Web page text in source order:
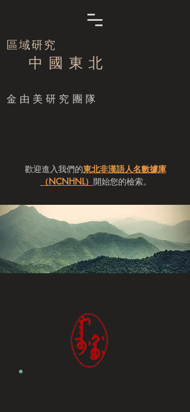
區域研究
中 國 東 北
​金由美研究團隊
歡迎進入我們的東北非漢語人名數據庫
（NCNHNL） 開始您的檢索。